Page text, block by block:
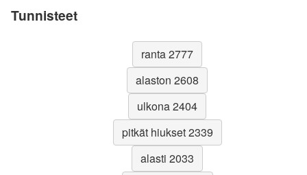
Tunnisteet
ranta 2777
alaston 2608
ulkona 2404
pitkät hiukset 2339
alasti 2033